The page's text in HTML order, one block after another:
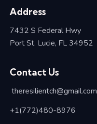
Address
7432 S Federal Hwy
Port St. Lucie, FL 34952
Contact Us
theresilientch@gmail.com
+1(772)480-8976